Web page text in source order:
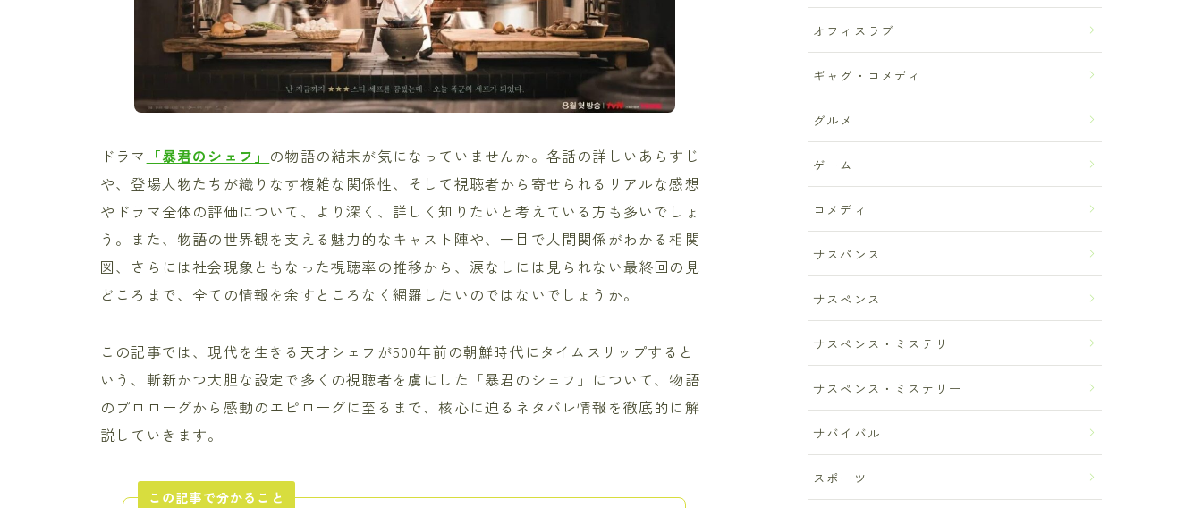
ドラマ 「暴君のシェフ」 の物語の結末が気になっていませんか。各話の詳しいあらすじ
や、登場人物たちが織りなす複雑な関係性、そして視聴者から寄せられるリアルな感想
やドラマ全体の評価について、より深く、詳しく知りたいと考えている方も多いでしょ
う。また、物語の世界観を支える魅力的なキャスト陣や、一目で人間関係がわかる相関
図、さらには社会現象ともなった視聴率の推移から、涙なしには見られない最終回の見
どころまで、全ての情報を余すところなく網羅したいのではないでしょうか。
この記事では、現代を生きる天才シェフが500年前の朝鮮時代にタイムスリップすると
いう、斬新かつ大胆な設定で多くの視聴者を虜にした「暴君のシェフ」について、物語
のプロローグから感動のエピローグに至るまで、核心に迫るネタバレ情報を徹底的に解
説していきます。
この記事で分かること
オフィスラブ
ギャグ・コメディ
グルメ
ゲーム
コメディ
サスパンス
サスペンス
サスペンス・ミステリ
サスペンス・ミステリー
サバイバル
スポーツ